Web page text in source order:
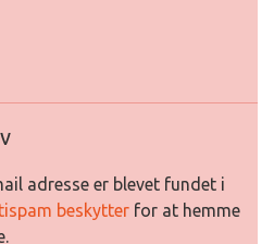
adresse er blevet fundet i
beskytter for at hemme